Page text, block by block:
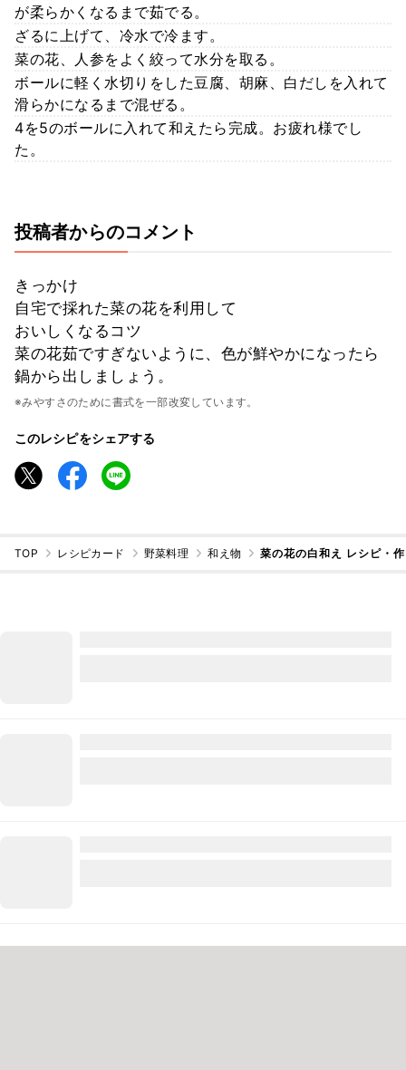
が柔らかくなるまで茹でる。
ざるに上げて、冷水で冷ます。
菜の花、人参をよく絞って水分を取る。
ボールに軽く水切りをした豆腐、胡麻、白だしを入れて
滑らかになるまで混ぜる。
4を5のボールに入れて和えたら完成。お疲れ様でし
た。
投稿者からのコメント
きっかけ
自宅で採れた菜の花を利用して
おいしくなるコツ
菜の花茹ですぎないように、色が鮮やかになったら
鍋から出しましょう。
※みやすさのために書式を一部改変しています。
このレシピをシェアする
TOP レシピカード 野菜料理 和え物 菜の花の白和え レシピ・